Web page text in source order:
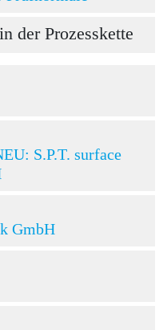
der Prozesskette
S.P.T. surface
GmbH